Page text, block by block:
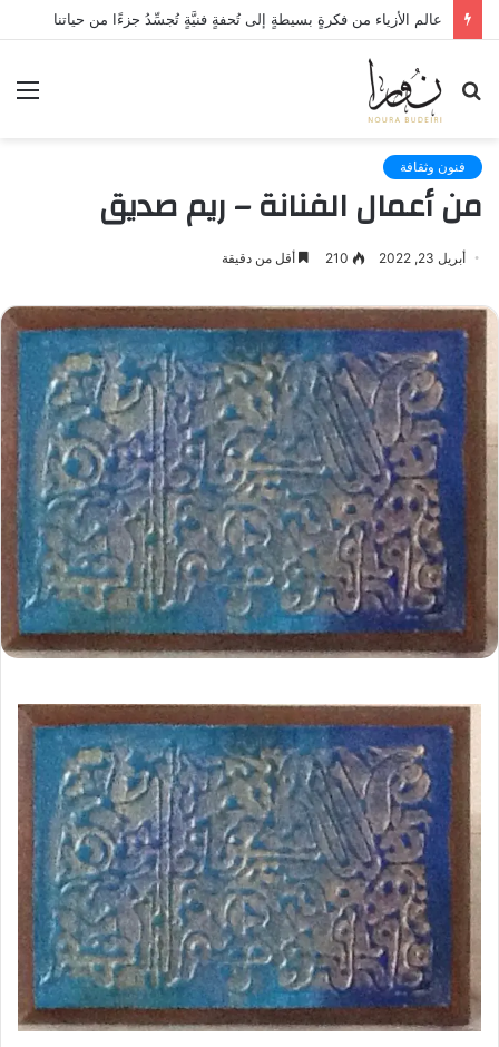
عالم الأزياء من فكرةٍ بسيطةٍ إلى تُحفةٍ فنيَّةٍ تُجسِّدُ جزءًا من حياتنا
بحث
عن
فنون وثقافة
من أعمال الفنانة – ريم صديق‎‎
أبريل 23, 2022 210 أقل من دقيقة